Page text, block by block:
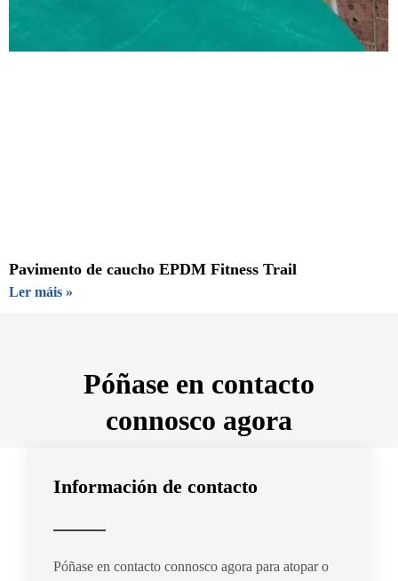
Pavimento de caucho EPDM Fitness Trail
Ler máis »
Póñase en contacto
connosco agora
Información de contacto
Póñase en contacto connosco agora para atopar o